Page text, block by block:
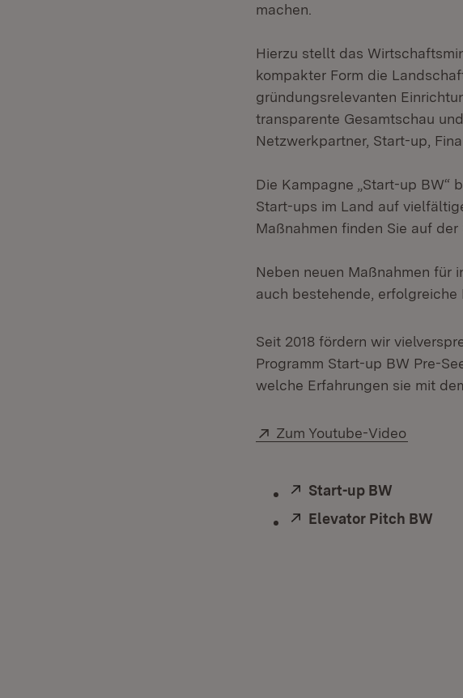
machen.
Hierzu stellt das
kompakter Form die
gründungsrelevanten
transparente Gesamtschau
Netzwerkpartner, Start-up,
Die Kampagne „Start-up BW“
Start-ups im Land auf
Maßnahmen finden Sie auf der
Neben neuen Maßnahmen für
auch bestehende,
Seit 2018 fördern wir
Programm Start-up BW Pre-
welche Erfahrungen sie mit
Extern:
Zum Youtube-Video
Extern:
Start-up BW
Extern:
Elevator Pitch BW